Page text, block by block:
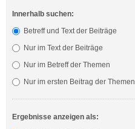
Innerhalb suchen:
Betreff und Text der Beiträge
Nur im Text der Beiträge
Nur im Betreff der Themen
Nur im ersten Beitrag der Themen
Ergebnisse anzeigen als: